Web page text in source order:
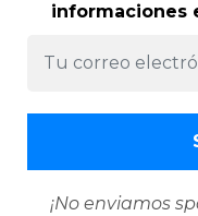
informaciones
¡No enviamos